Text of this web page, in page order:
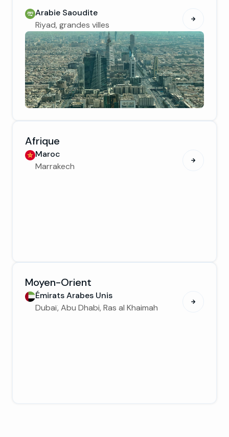
Arabie Saoudite
Riyad, grandes villes
Afrique
Maroc
Marrakech
Moyen-Orient
Émirats Arabes Unis
Dubaï, Abu Dhabi, Ras al Khaimah